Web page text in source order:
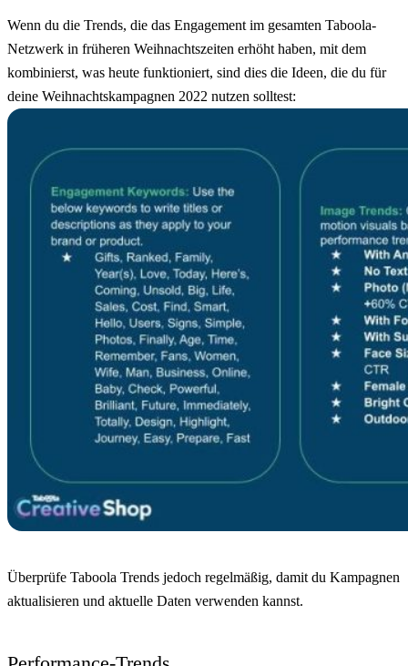
Wenn du die Trends, die das Engagement im gesamten Taboola-
Netzwerk in früheren Weihnachtszeiten erhöht haben, mit dem
kombinierst, was heute funktioniert, sind dies die Ideen, die du für
deine Weihnachtskampagnen 2022 nutzen solltest:
Überprüfe Taboola Trends jedoch regelmäßig, damit du Kampagnen
aktualisieren und aktuelle Daten verwenden kannst.